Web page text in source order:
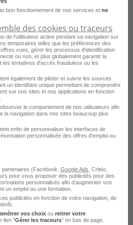
Cachan
Tremblay-en-France
Larmor-Plage
Agen
Angers
Avignon
Avrillé
Bourges
Lorient
Melun
Formateur informatique
par ville
bon fonctionnement de nos services et ne
des cookies ou traceurs
de l'utilisateur active pendant sa navigation sur
temporaires telles que les préférences des
vues, gérer les processus d'identification
ou non, et plus globalement garantir la
les tentatives d'accès frauduleux ou les
également de piloter et suivre les sources
un identifiant unique permettant de comprendre
sur nos sites et nos applications en fonction
le comportement de nos utilisateurs afin
la navigation dans nos sites beaucoup plus
enfin de personnaliser les interfaces de
personnalisée des offres d'emploi ou
partenaires (Facebook, Google Ads , Critéo,
pour vous proposer des publicités pour des
personnalisés afin d’augmenter vos
un emploi ou une formation.
publicités en fonction de votre navigation, de
vos choix ou retirer votre
lien "Gérer les traceurs" en bas de page.